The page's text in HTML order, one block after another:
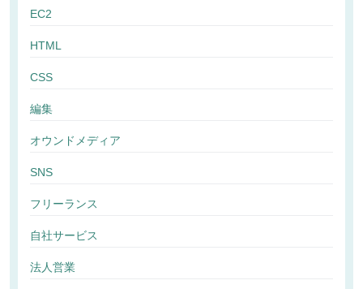
EC2
HTML
CSS
編集
オウンドメディア
SNS
フリーランス
自社サービス
法人営業